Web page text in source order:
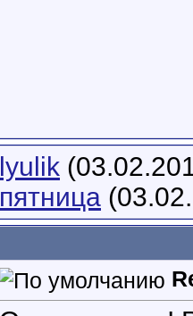
lyulik
пятница